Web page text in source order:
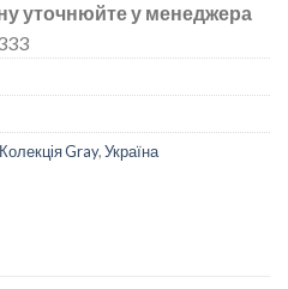
уточнюйте у менеджера
Колекція Gray,Україна